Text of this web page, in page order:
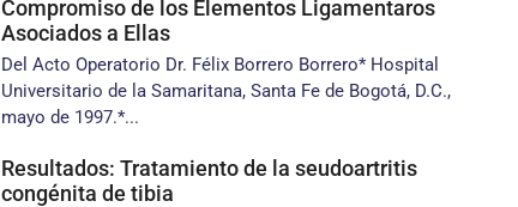
Compromiso de los Elementos Ligamentaros
Asociados a Ellas
Del Acto Operatorio Dr. Félix Borrero Borrero* Hospital
Universitario de la Samaritana, Santa Fe de Bogotá, D.C.,
mayo de 1997.*...
Resultados: Tratamiento de la seudoartritis
congénita de tibia